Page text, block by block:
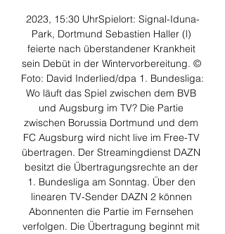
2023, 15:30 UhrSpielort: Signal-Iduna-
Park, Dortmund Sebastien Haller (l)
feierte nach überstandener Krankheit
sein Debüt in der Wintervorbereitung. ©
Foto: David Inderlied/dpa 1. Bundesliga:
Wo läuft das Spiel zwischen dem BVB
und Augsburg im TV? Die Partie
zwischen Borussia Dortmund und dem
FC Augsburg wird nicht live im Free-TV
übertragen. Der Streamingdienst DAZN
besitzt die Übertragungsrechte an der
1. Bundesliga am Sonntag. Über den
linearen TV-Sender DAZN 2 können
Abonnenten die Partie im Fernsehen
verfolgen. Die Übertragung beginnt mit